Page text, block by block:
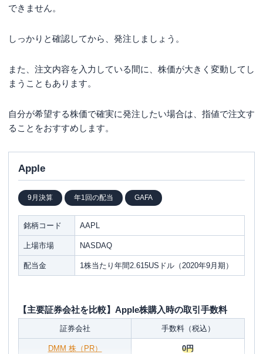
できません。
しっかりと確認してから、発注しましょう。
また、注文内容を入力している間に、株価が大きく変動してし
まうこともあります。
自分が希望する株価で確実に発注したい場合は、指値で注文す
ることをおすすめします。
Apple
銘柄コード AAPL
上場市場 NASDAQ
配当金 1株当たり年間2.615USドル（2020年9月期）
9月決算 年1回の配当 GAFA
【主要証券会社を比較】Apple株購入時の取引手数料
証券会社 手数料（税込）
DMM 株（PR） 0円